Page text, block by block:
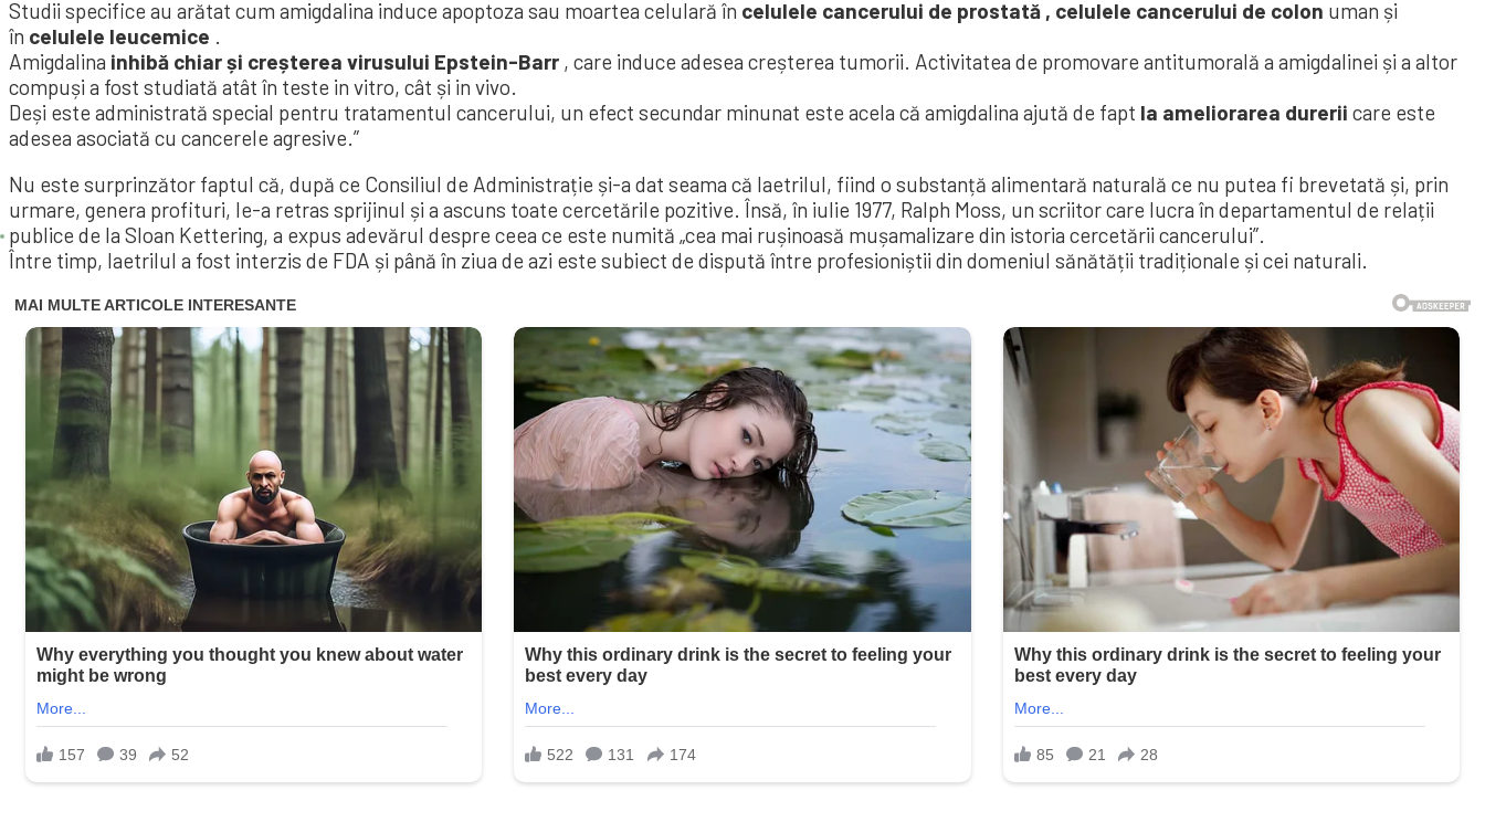
Studii specifice au arătat cum amigdalina induce apoptoza sau moartea celulară în celulele cancerului de prostată , celulele cancerului de colon uman și
în celulele leucemice .
Amigdalina inhibă chiar și creșterea virusului Epstein-Barr , care induce adesea creșterea tumorii. Activitatea de promovare antitumorală a amigdalinei și a altor
compuși a fost studiată atât în ​​teste in vitro, cât și in vivo.
Deși este administrată special pentru tratamentul cancerului, un efect secundar minunat este acela că amigdalina ajută de fapt la ameliorarea durerii care este
adesea asociată cu cancerele agresive.”
Nu este surprinzător faptul că, după ce Consiliul de Administrație și-a dat seama că laetrilul, fiind o substanță alimentară naturală ce nu putea fi brevetată și, prin
urmare, genera profituri, le-a retras sprijinul și a ascuns toate cercetările pozitive. Însă, în iulie 1977, Ralph Moss, un scriitor care lucra în departamentul de relații
publice de la Sloan Kettering, a expus adevărul despre ceea ce este numită „cea mai rușinoasă mușamalizare din istoria cercetării cancerului”.
Între timp, laetrilul a fost interzis de FDA și până în ziua de azi este subiect de dispută între profesioniștii din domeniul sănătății tradiționale și cei naturali.